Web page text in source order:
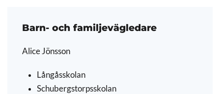
Barn- och familjevägledare
Alice Jönsson
Långåsskolan
Schubergstorpsskolan